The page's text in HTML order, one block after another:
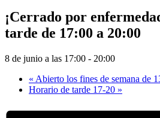
¡Cerrado por
tarde de 17:00 a 20:00
8 de junio a las 17:00 - 20:00
« Abierto los fines de semana de
Horario de tarde 17-20 »